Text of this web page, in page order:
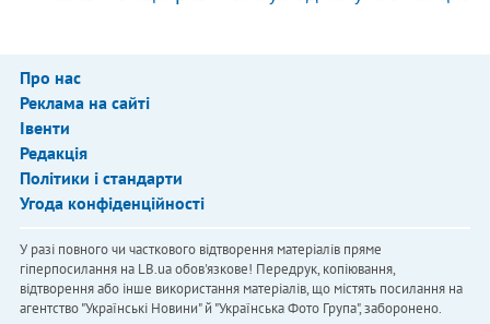
Про нас
Реклама на сайті
Івенти
Редакція
Політики і стандарти
Угода конфіденційності
У разі повного чи часткового відтворення матеріалів пряме
гіперпосилання на LB.ua обов'язкове! Передрук, копіювання,
відтворення або інше використання матеріалів, що містять посилання на
агентство "Українськi Новини" й "Українська Фото Група", заборонено.